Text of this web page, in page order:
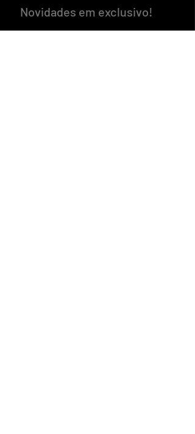
Novidades em exclusivo!